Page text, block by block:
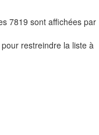
7819 sont affichées par
restreindre la liste à